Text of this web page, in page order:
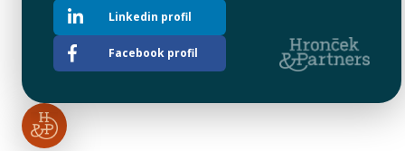
obchodovanie s cennými papiermi Spoločnosti. Táto webová stránka
obsahuje aj hypertextové prepojenia na iné webové stránky. Spoločnosť
nemá pod kontrolou a nenesie žiadnu zodpovednosť za akékoľvek
informácie alebo stanoviská uvedené na iných webových stránkach.
Linkedin profil
Facebook profil